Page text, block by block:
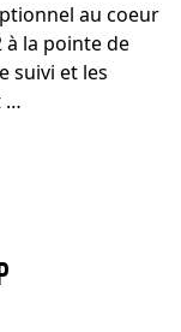
au coeur
à la pointe de
suivi et les
…